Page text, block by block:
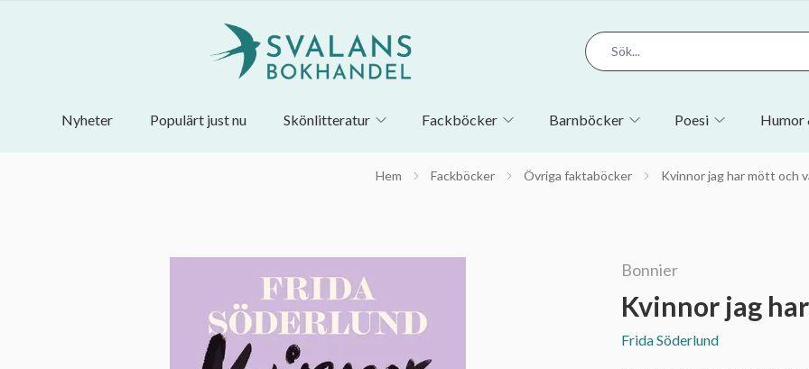
Nyheter Populärt just nu Skönlitteratur Fackböcker Barnböcker Poesi Humor
Hem Fackböcker Övriga faktaböcker Kvinnor jag har mött och
Bonnier
Kvinnor jag
Frida Söderlund